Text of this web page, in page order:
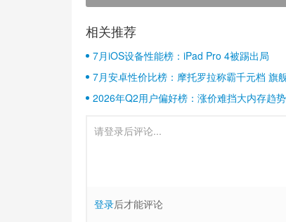
相关推荐
7月iOS设备性能榜：iPad Pro 4被踢出局
7月安卓性价比榜：摩托罗拉称霸千元档 旗
2026年Q2用户偏好榜：涨价难挡大内存趋势
登录后才能评论